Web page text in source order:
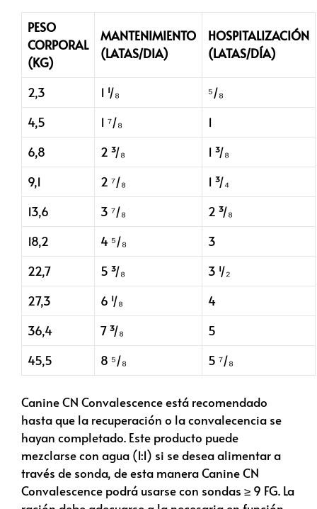
PESO
CORPORAL
(KG)
MANTENIMIENTO
(LATAS/DIA)
HOSPITALIZACIÓN
(LATAS/DÍA)
2,3 1 ¹/₈
⁵/₈
4,5
1 ⁷/₈
1
6,8
2 ³/₈
1 ³/₈
9,1
2 ⁷/₈
1 ³/₄
13,6
3 ⁷/₈
2 ³/₈
18,2
4 ⁵/₈
3
22,7
5 ³/₈
3 ¹/₂
27,3
6 ¹/₈
4
36,4
7 ³/₈
5
45,5
8 ⁵/₈ 5 ⁷/₈
Canine CN Convalescence está recomendado
hasta que la recuperación o la convalecencia se
hayan completado. Este producto puede
mezclarse con agua (1:1) si se desea alimentar a
través de sonda, de esta manera Canine CN
Convalescence podrá usarse con sondas ≥ 9 FG. La